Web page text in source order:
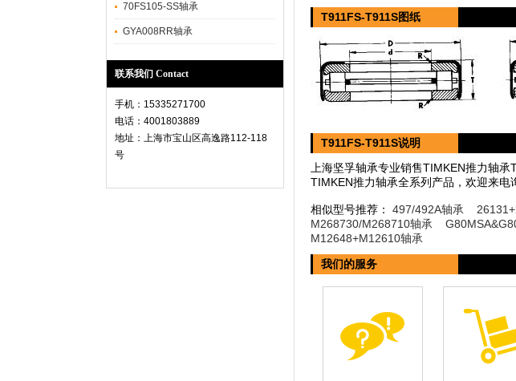
70FS105-SS轴承
GYA008RR轴承
联系我们 Contact
手机：15335271700
电话：4001803889
地址：上海市宝山区高逸路112-118
号
T911FS-T911S图纸
T911FS-T911S说明
上海坚孚轴承专业销售TIMKEN推力轴
TIMKEN推力轴承全系列产品，欢迎来电
相似型号推荐： 497/492A轴承
M268730/M268710轴承
M12648+M12610轴承
我们的服务